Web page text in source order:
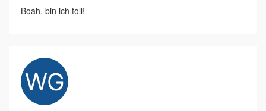
Boah, bin ich toll!